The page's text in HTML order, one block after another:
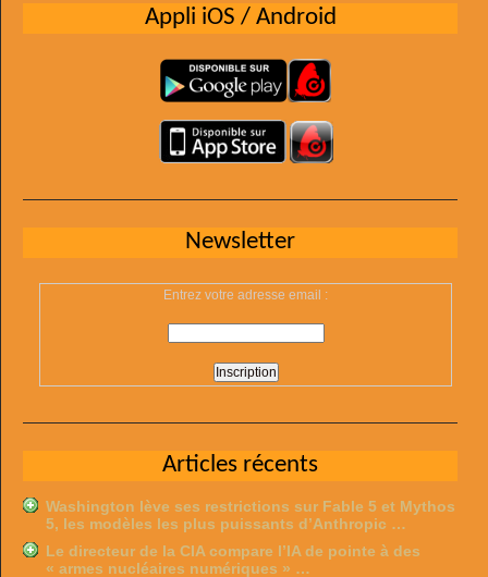
Appli iOS / Android
Newsletter
Entrez votre adresse email :
Articles récents
Washington lève ses restrictions sur Fable 5 et Mythos
5, les modèles les plus puissants d’Anthropic …
Le directeur de la CIA compare l’IA de pointe à des
« armes nucléaires numériques » …